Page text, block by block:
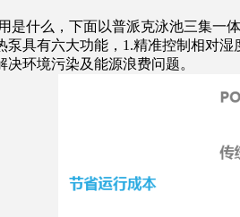
什么，下面以普派克泳池三集一体
有六大功能，1.精准控制相对湿
环境污染及能源浪费问题。